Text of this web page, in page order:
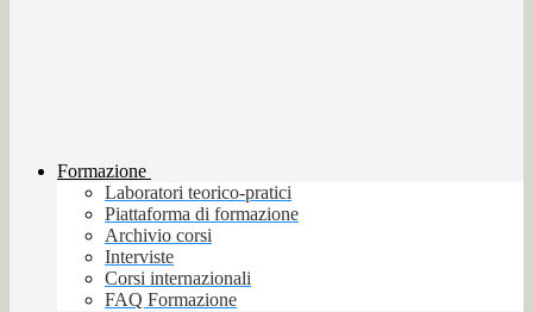
Formazione
Laboratori teorico-pratici
Piattaforma di formazione
Archivio corsi
Interviste
Corsi internazionali
FAQ Formazione